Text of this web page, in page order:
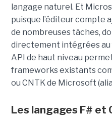
langage naturel. Et
puisque l’éditeur compte
de nombreuses tâches,
directement intégrées au
API de haut niveau
frameworks existants
ou CNTK de Microsoft
Les langages F# et